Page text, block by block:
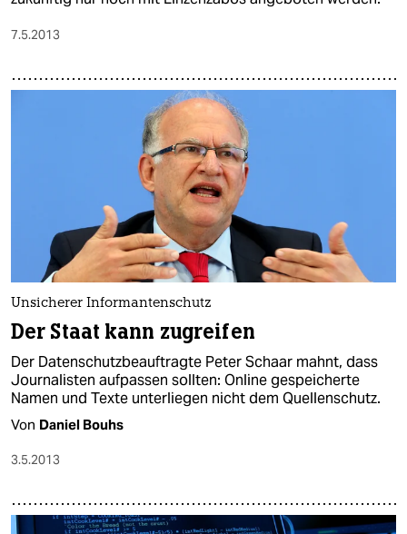
7.5.2013
Unsicherer Informantenschutz
Der Staat kann zugreifen
Der Datenschutzbeauftragte Peter Schaar mahnt, dass
Journalisten aufpassen sollten: Online gespeicherte
Namen und Texte unterliegen nicht dem Quellenschutz.
Von Daniel Bouhs
3.5.2013